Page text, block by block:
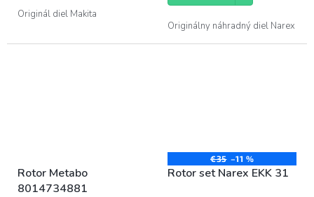
hviezdičiek.
Originál diel Makita
Originálny náhradný diel Narex
Rotor Metabo
8014734881
€35 –11 %
Rotor set Narex EKK 31